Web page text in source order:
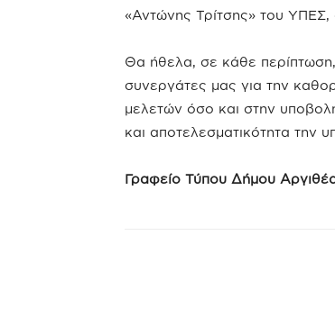
«Αντώνης Τρίτσης» του
Θα ήθελα, σε κάθε
συνεργάτες μας για την
μελετών όσο και στην
και αποτελεσματικότητα την
Γραφείο Τύπου Δήμου